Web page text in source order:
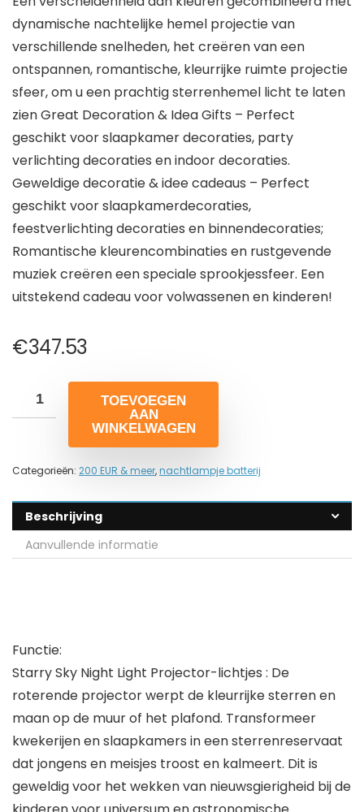
dynamische nachtelijke hemel projectie van
verschillende snelheden, het creëren van een
ontspannen, romantische, kleurrijke ruimte projectie
sfeer, om u een prachtig sterrenhemel licht te laten
zien Great Decoration & Idea Gifts – Perfect
geschikt voor slaapkamer decoraties, party
verlichting decoraties en indoor decoraties.
Geweldige decoratie & idee cadeaus – Perfect
geschikt voor slaapkamerdecoraties,
feestverlichting decoraties en binnendecoraties;
Romantische kleurencombinaties en rustgevende
muziek creëren een speciale sprookjessfeer. Een
uitstekend cadeau voor volwassenen en kinderen!
€347.53
TOEVOEGEN
AAN
WINKELWAGEN
Categorieën: 200 EUR & meer,nachtlampje batterij
Beschrijving
Aanvullende informatie
Functie:
Starry Sky Night Light Projector-lichtjes : De
roterende projector werpt de kleurrijke sterren en
maan op de muur of het plafond. Transformeer
kwekerijen en slaapkamers in een sterrenreservaat
dat jongens en meisjes troost en kalmeert. Dit is
geweldig voor het wekken van nieuwsgierigheid bij de